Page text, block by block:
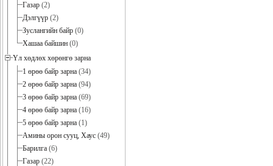
Газар (2)
Дэлгүүр (2)
Зуслангийн байр (0)
Хашаа байшин (0)
Үл хөдлөх хөрөнгө зарна
1 өрөө байр зарна (34)
2 өрөө байр зарна (94)
3 өрөө байр зарна (69)
4 өрөө байр зарна (16)
5 өрөө байр зарна (1)
Амины орон сууц, Хаус (49)
Барилга (6)
Газар (22)